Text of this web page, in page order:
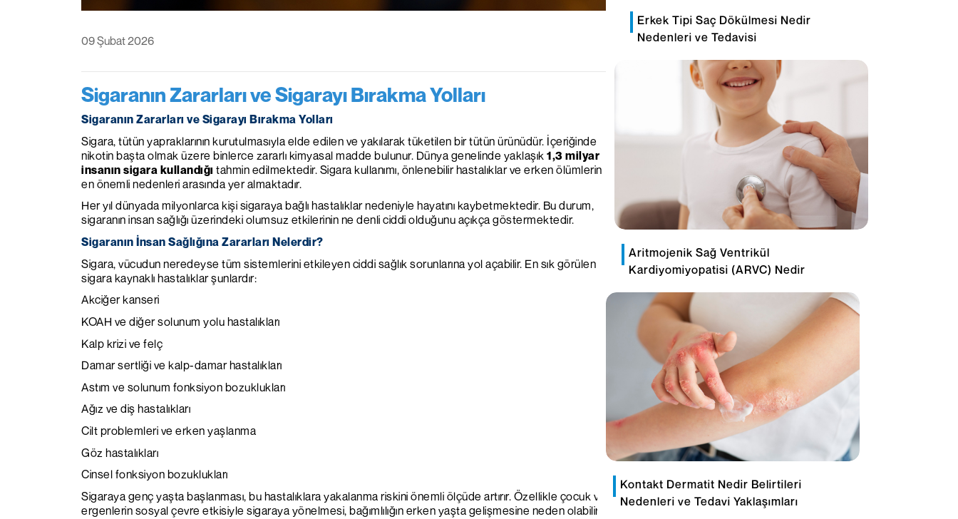
09 Şubat 2026
Sigaranın Zararları ve Sigarayı Bırakma Yolları
Sigaranın Zararları ve Sigarayı Bırakma Yolları
Sigara, tütün yapraklarının kurutulmasıyla elde edilen ve yakılarak tüketilen bir tütün ürünüdür. İçeriğinde
nikotin başta olmak üzere binlerce zararlı kimyasal madde bulunur. Dünya genelinde yaklaşık 1,3 milyar
insanın sigara kullandığı tahmin edilmektedir. Sigara kullanımı, önlenebilir hastalıklar ve erken ölümlerin
en önemli nedenleri arasında yer almaktadır.
Her yıl dünyada milyonlarca kişi sigaraya bağlı hastalıklar nedeniyle hayatını kaybetmektedir. Bu durum,
sigaranın insan sağlığı üzerindeki olumsuz etkilerinin ne denli ciddi olduğunu açıkça göstermektedir.
Sigaranın İnsan Sağlığına Zararları Nelerdir?
Sigara, vücudun neredeyse tüm sistemlerini etkileyen ciddi sağlık sorunlarına yol açabilir. En sık görülen
sigara kaynaklı hastalıklar şunlardır:
Akciğer kanseri
KOAH ve diğer solunum yolu hastalıkları
Kalp krizi ve felç
Damar sertliği ve kalp-damar hastalıkları
Astım ve solunum fonksiyon bozuklukları
Ağız ve diş hastalıkları
Cilt problemleri ve erken yaşlanma
Göz hastalıkları
Cinsel fonksiyon bozuklukları
Sigaraya genç yaşta başlanması, bu hastalıklara yakalanma riskini önemli ölçüde artırır. Özellikle çocuk ve
ergenlerin sosyal çevre etkisiyle sigaraya yönelmesi, bağımlılığın erken yaşta gelişmesine neden olabilir.
Erkek Tipi Saç Dökülmesi Nedir
Nedenleri ve Tedavisi
Aritmojenik Sağ Ventrikül
Kardiyomiyopatisi (ARVC) Nedir
Kontakt Dermatit Nedir Belirtileri
Nedenleri ve Tedavi Yaklaşımları